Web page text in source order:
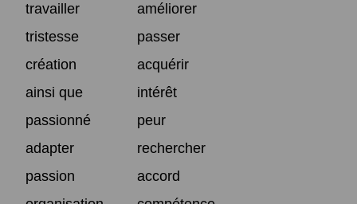
travailler
améliorer
tristesse
passer
création
acquérir
ainsi que
intérêt
passionné
peur
adapter
rechercher
passion
accord